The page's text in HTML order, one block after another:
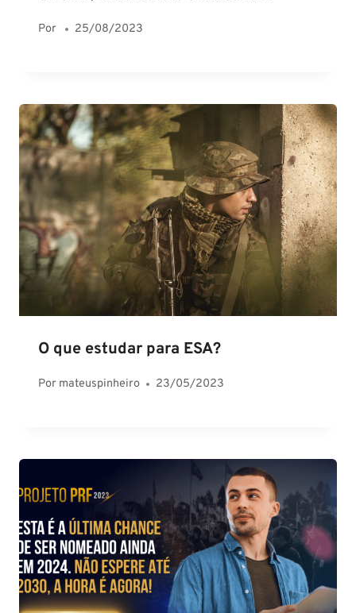
Por 25/08/2023
O que estudar para ESA?
Por mateuspinheiro 23/05/2023